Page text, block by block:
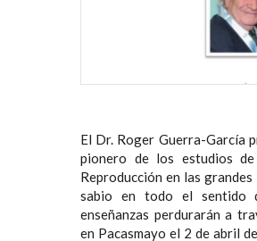
El Dr. Roger Guerra-García
pionero de los estudios
Reproducción en las
sabio en todo el sentido
enseñanzas perdurarán a
en Pacasmayo el 2 de abril